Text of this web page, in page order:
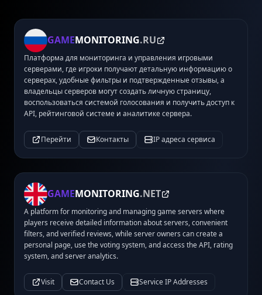
GAMEMONITORING.RU
Платформа для мониторинга и управления игровыми
серверами, где игроки получают детальную информацию о
серверах, удобные фильтры и подтвержденные отзывы, а
владельцы серверов могут создать личную страницу,
воспользоваться системой голосования и получить доступ к
API, рейтинговой системе и аналитике сервера.
Перейти Контакты IP адреса сервиса
GAMEMONITORING.NET
A platform for monitoring and managing game servers where
players receive detailed information about servers, convenient
filters, and verified reviews, while server owners can create a
personal page, use the voting system, and access the API, rating
system, and server analytics.
Visit Contact Us Service IP Addresses